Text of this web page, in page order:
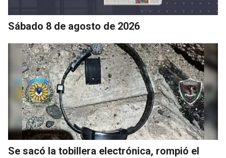
Sábado 8 de agosto de 2026
Se sacó la tobillera electrónica, rompió el